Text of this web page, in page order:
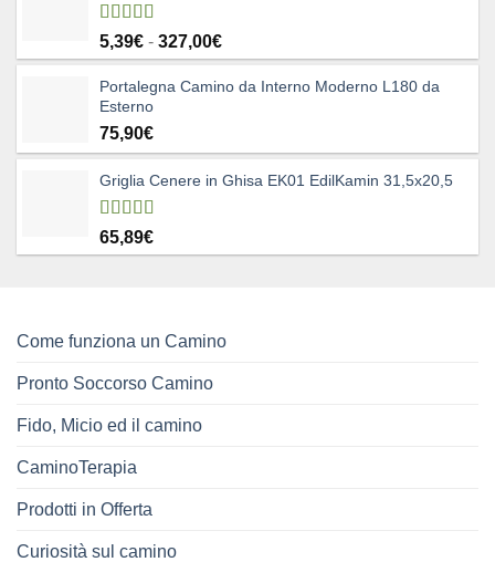
Valutato
5.00su 5
5,39€ - 327,00€Fascia
di
prezzo:
a
327,00€
Portalegna Camino da Interno Moderno L180 da
Esterno
75,90€
Griglia Cenere in Ghisa EK01 EdilKamin 31,5x20,5
Valutato
4.83su 5
65,89€
Come funziona un Camino
Pronto Soccorso Camino
Fido, Micio ed il camino
CaminoTerapia
Prodotti in Offerta
Curiosità sul camino